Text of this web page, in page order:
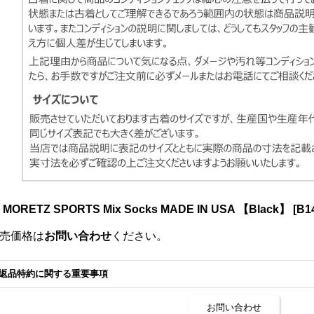
MORETZ SPORTS Mix Socks MADE IN USA 【Black】 [
価格はお問い合わせ ください。
品特約に関する重要事項
お問い合わせ